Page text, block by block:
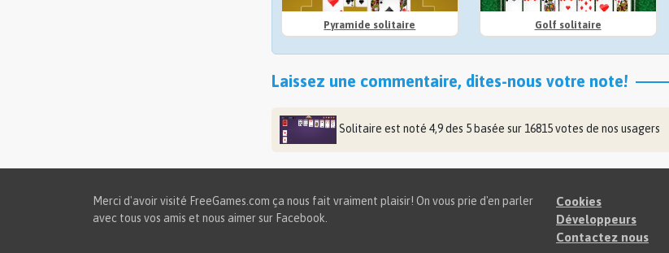
Pyramide solitaire Golf solitaire
Laissez une commentaire, dites-nous votre note!
Solitaire est noté 4,9des 5 basée sur 16815votes de nos usagers
Merci d'avoir visité FreeGames.com ça nous fait vraiment plaisir! On vous prie d'en parler
avec tous vos amis et nous aimer sur Facebook.
Cookies
Développeurs
Contactez nous